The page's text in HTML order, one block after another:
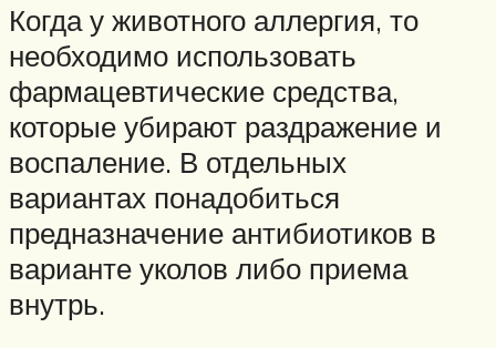
Когда у животного аллергия, то
необходимо использовать
фармацевтические средства,
которые убирают раздражение и
воспаление. В отдельных
вариантах понадобиться
предназначение антибиотиков в
варианте уколов либо приема
внутрь.